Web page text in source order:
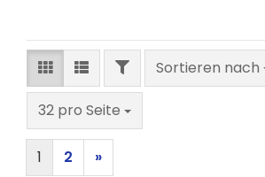
FILTERSortieren nach
Sortieren nach
32 pro Seite
pro Seite
1 2 »